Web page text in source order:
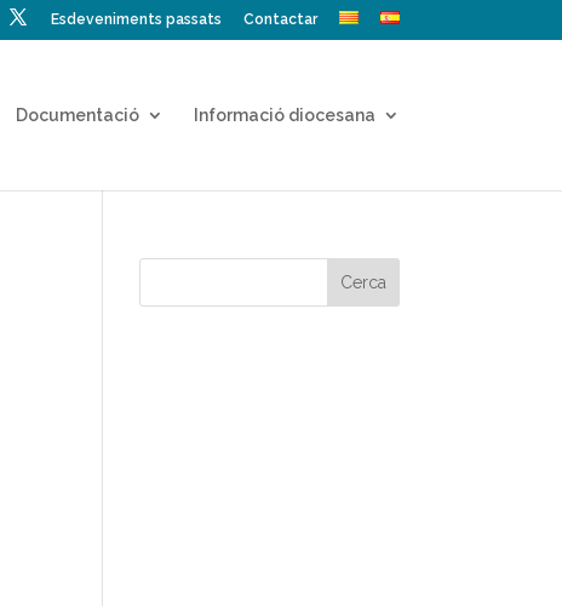
Esdeveniments passats Contactar
Documentació Informació diocesana